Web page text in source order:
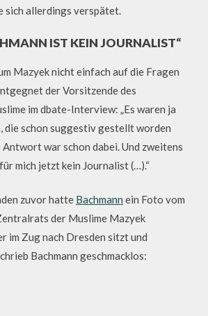
sich allerdings verspätet.
IST KEIN JOURNALIST“
Mazyek nicht einfach auf die Fragen
der Vorsitzende des
im dbate-Interview: „Es waren ja
die schon suggestiv gestellt worden
war schon dabei. Und zweitens
mich jetzt kein Journalist (…).“
zuvor hatte Bachmann ein Foto vom
der Muslime Mazyek
im Zug nach Dresden sitzt und
Bachmann geschmacklos: